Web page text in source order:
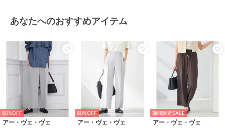
商品のお取り扱い方法
特徴
ポリエステル素材/ 無地
ストレッチ /
テーパード
/セレモニー・入学式・卒
その他パンツ
ポリエステル素材
洗え
あなたへのおすすめアイテム
60%OFF
アー・ヴェ・ヴェ
60%OFF
アー・ヴェ・ヴェ
期間限定SALE
アー・ヴェ・ヴェ